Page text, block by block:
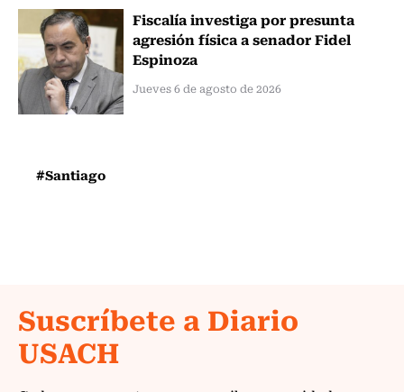
Fiscalía investiga por presunta
agresión física a senador Fidel
Espinoza
Jueves 6 de agosto de 2026
#Santiago